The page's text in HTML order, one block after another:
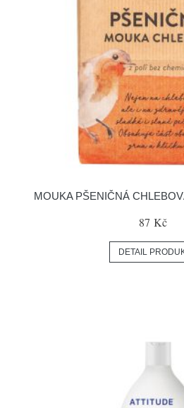
MOUKA PŠENIČNÁ
87 Kč
DETAIL